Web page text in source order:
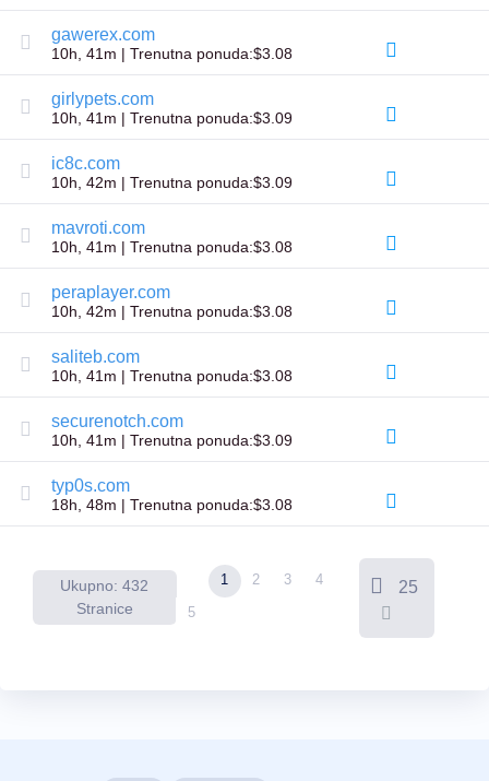
portfoliom
Istražiti
Pretraga
sekundarnom
tržištu
domena
Istekle
aukcije
Aukcije
Poslednja
šansa
za
Istekla
rasprodaja
Korisnički
oglasi
Korisnički
oglasi
Aukcije
za
premium
korisnike
gawerex.com
10h, 41m | Trenutna ponuda:$3.08
girlypets.com
10h, 41m | Trenutna ponuda:$3.09
ic8c.com
10h, 42m | Trenutna ponuda:$3.09
mavroti.com
10h, 41m | Trenutna ponuda:$3.08
peraplayer.com
10h, 42m | Trenutna ponuda:$3.08
saliteb.com
10h, 41m | Trenutna ponuda:$3.08
securenotch.com
10h, 41m | Trenutna ponuda:$3.09
typ0s.com
18h, 48m | Trenutna ponuda:$3.08
Ukupno: 432
Stranice
1 2 3
4
5
25